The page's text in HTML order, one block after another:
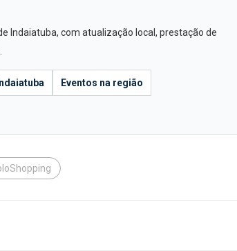
Indaiatuba, com atualização local, prestação de
Eventos na região